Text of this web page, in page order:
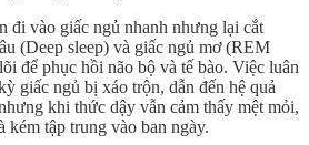
đi vào giấc ngủ nhanh nhưng lại cắt
(Deep sleep) và giấc ngủ mơ (REM
để phục hồi não bộ và tế bào. Việc luân
giấc ngủ bị xáo trộn, dẫn đến hệ quả
khi thức dậy vẫn cảm thấy mệt mỏi,
kém tập trung vào ban ngày.